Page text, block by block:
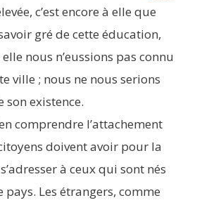
c’est encore à elle que
gré de cette édu­ca­tion,
nous n’eussions pas connu
ville ; nous ne nous serions
son existence.
com­prendre l’attachement
doivent avoir pour la
à ceux qui sont nés
Les étran­gers, comme